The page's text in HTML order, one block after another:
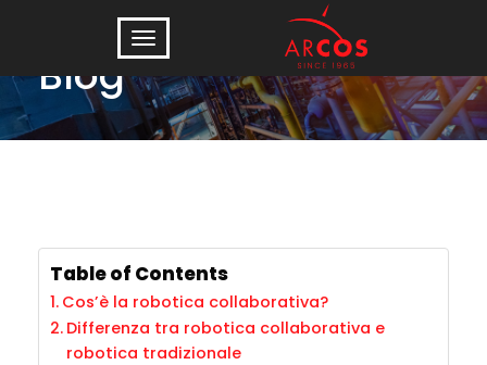
Blog
Table of Contents
Cos’è la robotica collaborativa?
Differenza tra robotica collaborativa e
robotica tradizionale